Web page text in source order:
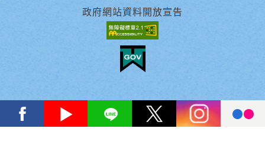
政府網站資料開放宣告
facebook youtube Line X instagram